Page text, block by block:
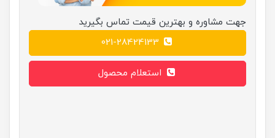
جهت مشاوره و بهترین قیمت تماس بگیرید